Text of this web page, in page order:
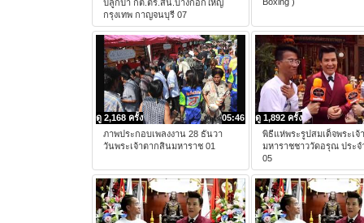
ปลูกป่า กต.ตร.สน.บางกอกใหญ่
กรุงเทพ กาญจนบุรี 07
05:46
ดู 2,168 ครั้ง
ภาพประกอบเพลงงาน 28 ธันวา
วันพระเจ้าตากสินมหาราช 01
ดู 1,892 ครั้ง
พิธีแห่พระรูปสมเด็จพระเจ้
มหาราชชาววัดอรุณ ประจ
05